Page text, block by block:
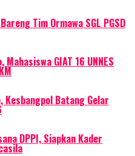
Tim Ormawa SGL PGSD
GIAT 16 UNNES
Batang Gelar
DPPI, Siapkan Kader